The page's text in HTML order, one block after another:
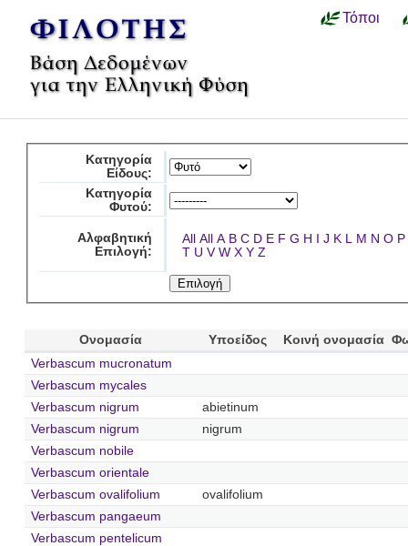
Τόποι
Κατηγορία
Είδους:
Κατηγορία
Φυτού:
Αλφαβητική
Επιλογή:
All All A B C D E F G H I J K L M N O P
T U V W X Y Z
Ονομασία Υποείδος Κοινή ονομασία
Verbascum mucronatum
Verbascum mycales
Verbascum nigrum
abietinum
Verbascum nigrum
nigrum
Verbascum nobile
Verbascum orientale
Verbascum ovalifolium
ovalifolium
Verbascum pangaeum
Verbascum pentelicum